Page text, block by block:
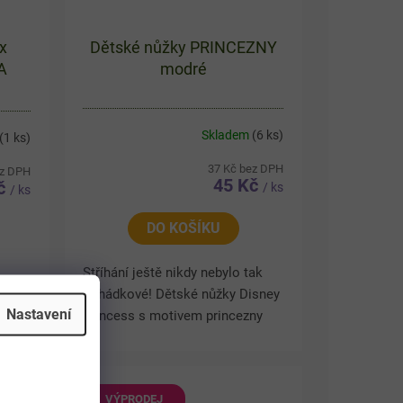
Nastavení
(1 ks)
DPH
/ ks
Dětské nůžky PRINCEZNY
modré
Skladem (6 ks)
37 Kč bez DPH
45 Kč / ks
DO KOŠÍKU
Stříhání ještě nikdy nebylo tak
pohádkové! Dětské nůžky Disney
Princess s motivem princezny
potěší každou malou kreativní
úchyty zajistí pohodlné...
VÝPRODEJ